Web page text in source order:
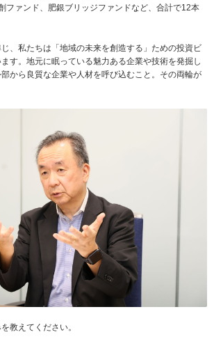
ファンド、肥銀ブリッジファンドなど、合計で12本
、私たちは「地域の未来を創造する」ための投資ビ
す。地元に眠っている魅力ある企業や技術を発掘し
から良質な企業や人材を呼び込むこと。その両輪が
教えてください。